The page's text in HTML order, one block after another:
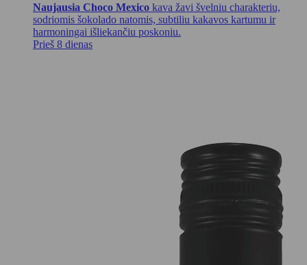
Naujausia Choco Mexico kava žavi švelniu charakteriu,
sodriomis šokolado natomis, subtiliu kakavos kartumu ir
harmoningai išliekančiu poskoniu.
Prieš 8 dienas